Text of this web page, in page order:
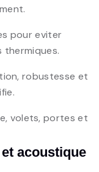
pour eviter
robustesse et
volets, portes et
acoustique